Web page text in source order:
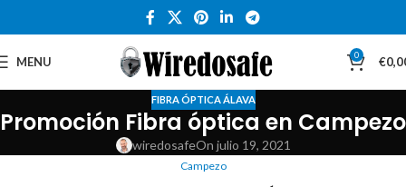
MENU 0 €
FIBRA ÓPTICA ÁLAVA
Promoción Fibra óptica en Campezo
wiredosafeOn julio 19, 2021
Campezo